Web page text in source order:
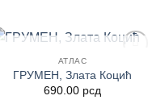
у
НЕМА НА ЗАЛИХАМА
АТЛАС
ГРУМЕН, Злата Коцић
690.00 рсд